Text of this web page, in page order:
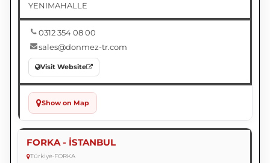
YENIMAHALLE
0312 354 08 00
sales@donmez-tr.com
Visit Website
Show on Map
FORKA - İSTANBUL
Türkiye•FORKA